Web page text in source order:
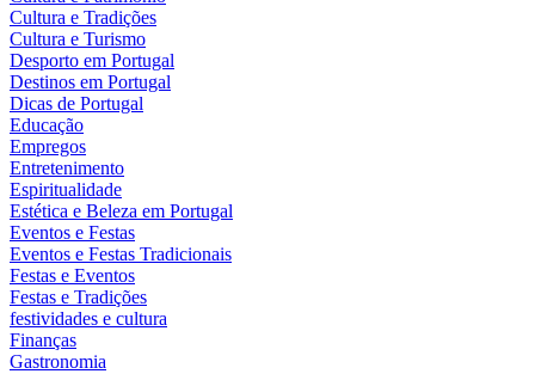
Cultura e Tradições
Cultura e Turismo
Desporto em Portugal
Destinos em Portugal
Dicas de Portugal
Educação
Empregos
Entretenimento
Espiritualidade
Estética e Beleza em Portugal
Eventos e Festas
Eventos e Festas Tradicionais
Festas e Eventos
Festas e Tradições
festividades e cultura
Finanças
Gastronomia